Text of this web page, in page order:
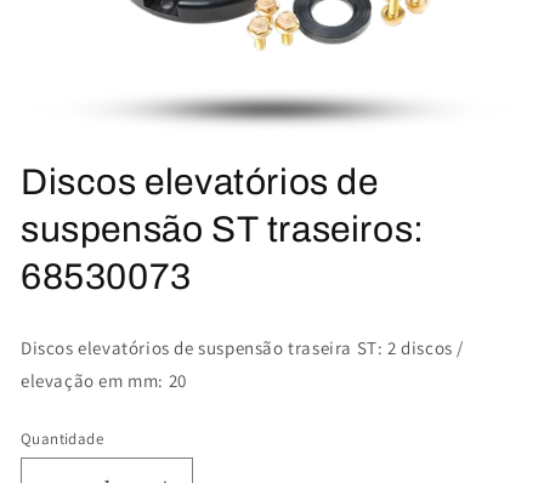
multimédia
1
modal
Discos elevatórios de
suspensão ST traseiros:
68530073
Discos elevatórios de suspensão traseira ST: 2 discos /
elevação em mm: 20
Quantidade
Quantidade